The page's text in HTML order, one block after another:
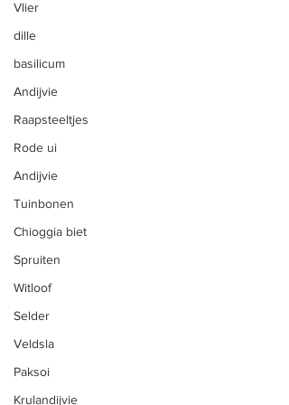
Vlier
dille
basilicum
Andijvie
Raapsteeltjes
Rode ui
Andijvie
Tuinbonen
Chioggia biet
Spruiten
Witloof
Selder
Veldsla
Paksoi
Krulandijvie
Vlees
Fruit
Zelfoogst
Zelfpluk
CSA Herk-de-Stad
Vleespakketten
Fruitpakket
Vlees kopen bij de boer